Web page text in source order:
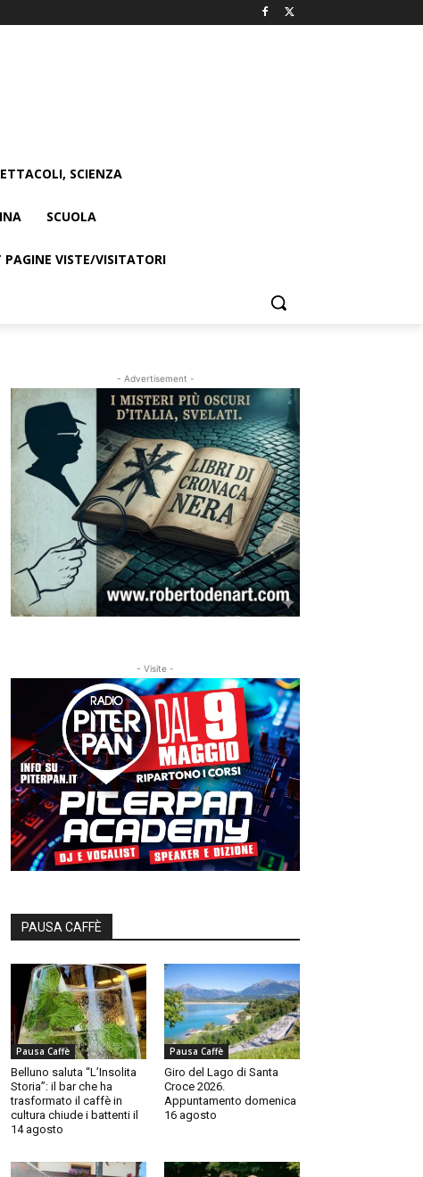
SCIENZA
SCUOLA
PAGINE VISTE/VISITATORI
- Advertisement -
- Visite -
PAUSA CAFFÈ
Pausa Caffè
Belluno saluta “L’Insolita
Storia”: il bar che ha
trasformato il caffè in
cultura chiude i battenti il
14 agosto
Pausa Caffè
Giro del Lago di Santa
Croce 2026.
Appuntamento domenica
16 agosto